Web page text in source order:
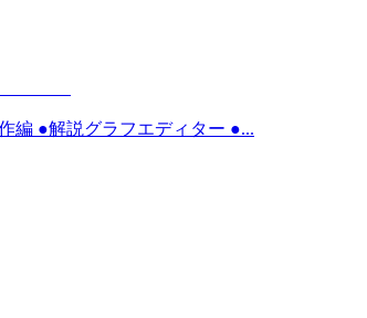
編）
編 ●解説グラフエディター ●...